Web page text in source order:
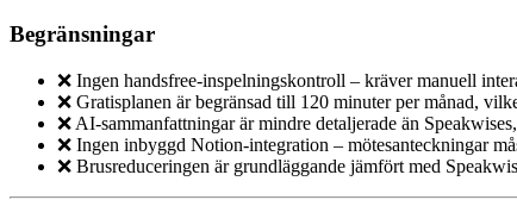
Begränsningar
❌ Ingen handsfree-inspelningskontroll – kräver manuell
❌ Gratisplanen är begränsad till 120 minuter per månad,
❌ AI-sammanfattningar är mindre detaljerade än
❌ Ingen inbyggd Notion-integration – mötesanteckningar
❌ Brusreduceringen är grundläggande jämfört med